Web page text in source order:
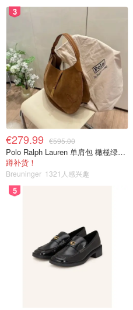
3
€279.99 €595.00
Polo Ralph Lauren 单肩包 橄榄绿金色
蹲补货！
Breuninger 1321人感兴趣
5